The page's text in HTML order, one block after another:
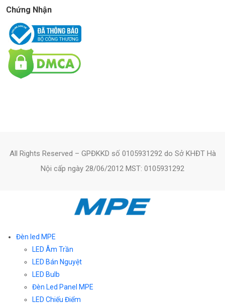
Chứng Nhận
All Rights Reserved – GPĐKKD số 0105931292 do Sở KHĐT Hà
Nội cấp ngày 28/06/2012 MST: 0105931292
Đèn led MPE
LED Âm Trần
LED Bán Nguyệt
LED Bulb
Đèn Led Panel MPE
LED Chiếu Điểm